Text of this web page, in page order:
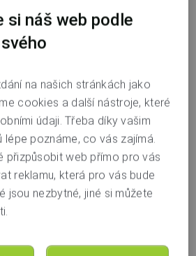
. Založení i vedení investice jsou
úplně zdarma, a můžete začít
v aplikaci.
je v korunách, takže budete v naší
nebo spořicí účet, ze kterého si
Ale může to být klidně ten
nabízíme úplně zdarma.
si náš web podle
svého
na našich stránkách jako
cookies a další nástroje, které
údaji. Třeba díky vašim
lépe poznáme, co vás zajímá.
přizpůsobit web přímo pro vás
reklamu, která pro vás bude
jsou nezbytné, jiné si můžete